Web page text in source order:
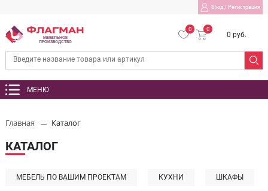
Вход/ Регистрация
МЕБЕЛЬНОЕ
ПРОИЗВОДСТВО
0 0
0 руб.
МЕНЮ
Главная Каталог
КАТАЛОГ
МЕБЕЛЬ ПО ВАШИМ ПРОЕКТАМ КУХНИ ШКАФЫ